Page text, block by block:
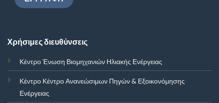
Χρήσιμες διευθύνσεις
Κέντρο Ένωση Βιομηχανιών Ηλιακής Ενέργειας
Κέντρο Κέντρο Ανανεώσιμων Πηγών & Εξοικονόμησης
Ενέργειας